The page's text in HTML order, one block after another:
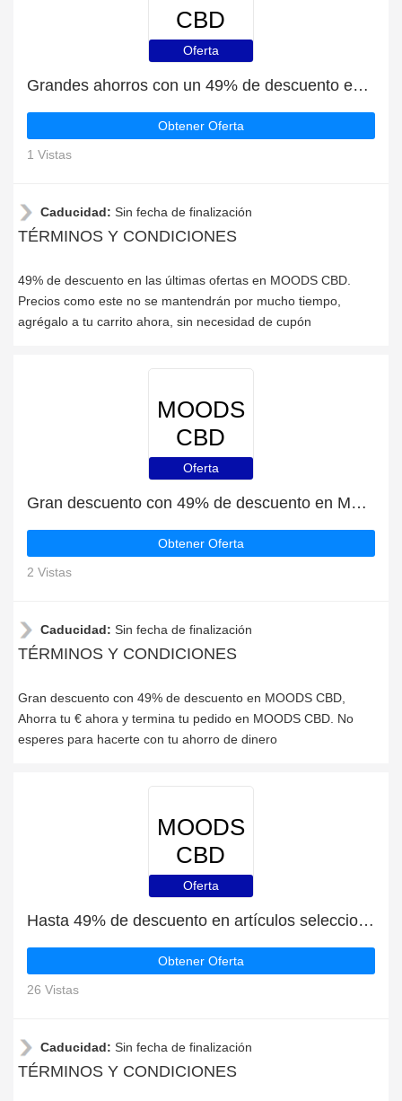
CBD
Oferta
Grandes ahorros con un 49% de descuento en las últimas ofertas
Obtener Oferta
1 Vistas
Caducidad: Sin fecha de finalización
TÉRMINOS Y CONDICIONES
49% de descuento en las últimas ofertas en MOODS CBD.
Precios como este no se mantendrán por mucho tiempo,
agrégalo a tu carrito ahora, sin necesidad de cupón
MOODS
CBD
Oferta
Gran descuento con 49% de descuento en MOODS CBD
Obtener Oferta
2 Vistas
Caducidad: Sin fecha de finalización
TÉRMINOS Y CONDICIONES
Gran descuento con 49% de descuento en MOODS CBD,
Ahorra tu € ahora y termina tu pedido en MOODS CBD. No
esperes para hacerte con tu ahorro de dinero
MOODS
CBD
Oferta
Hasta 49% de descuento en artículos seleccionados
Obtener Oferta
26 Vistas
Caducidad: Sin fecha de finalización
TÉRMINOS Y CONDICIONES